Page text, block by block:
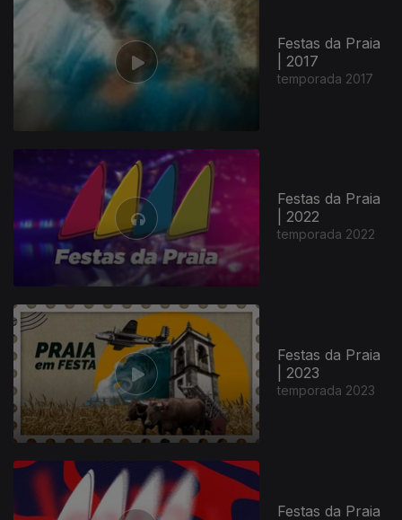
Festas da Praia
| 2017
temporada 2017
Festas da Praia
| 2022
temporada 2022
Festas da Praia
| 2023
temporada 2023
Festas da Praia